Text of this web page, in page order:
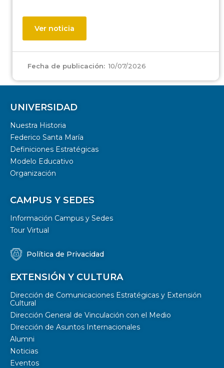
Ver noticia
Fecha de publicación: 10/07/2026
UNIVERSIDAD
Nuestra Historia
Federico Santa María
Definiciones Estratégicas
Modelo Educativo
Organización
CAMPUS Y SEDES
Información Campus y Sedes
Tour Virtual
Política de Privacidad
EXTENSIÓN Y CULTURA
Dirección de Comunicaciones Estratégicas y Extensión
Cultural
Dirección General de Vinculación con el Medio
Dirección de Asuntos Internacionales
Alumni
Noticias
Eventos